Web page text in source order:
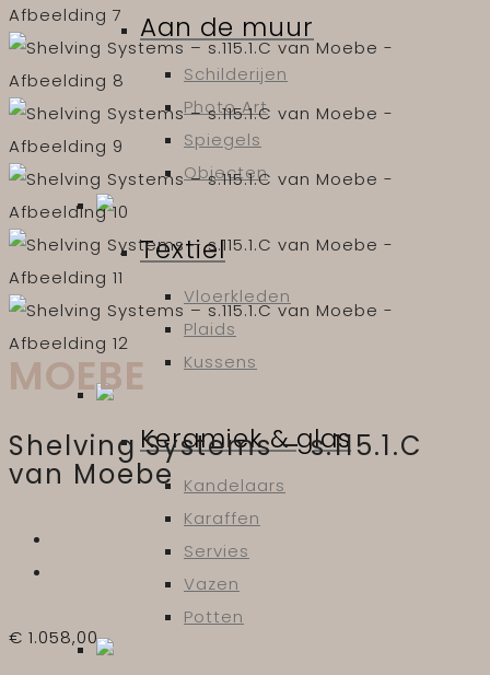
Aan de muur
Schilderijen
Photo Art
Spiegels
Objecten
Textiel
Vloerkleden
Plaids
Kussens
Keramiek & glas
Kandelaars
Karaffen
Servies
Vazen
Potten
Shelving Systems – s.115.1.C
van Moebe
€ 1.058,00
MOEBE